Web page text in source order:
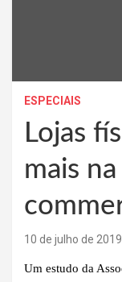
ESPECIAIS
Lojas
mais
10 de julho de 2019
Um estudo da